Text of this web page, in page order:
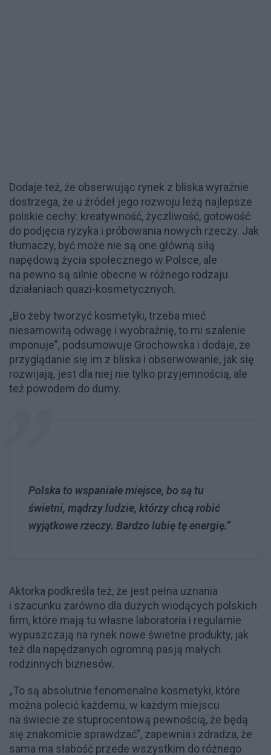
Dodaje też, że obserwując rynek z bliska wyraźnie
dostrzega, że u źródeł jego rozwoju leżą najlepsze
polskie cechy: kreatywność, życzliwość, gotowość
do podjęcia ryzyka i próbowania nowych rzeczy. Jak
tłumaczy, być może nie są one główną siłą
napędową życia społecznego w Polsce, ale
na pewno są silnie obecne w różnego rodzaju
działaniach quazi-kosmetycznych.
„Bo żeby tworzyć kosmetyki, trzeba mieć
niesamowitą odwagę i wyobraźnię, to mi szalenie
imponuje”, podsumowuje Grochowska i dodaje, że
przyglądanie się im z bliska i obserwowanie, jak się
rozwijają, jest dla niej nie tylko przyjemnością, ale
też powodem do dumy.
Polska to wspaniałe miejsce, bo są tu
świetni, mądrzy ludzie, którzy chcą robić
wyjątkowe rzeczy. Bardzo lubię tę energię.”
Aktorka podkreśla też, że jest pełna uznania
i szacunku zarówno dla dużych wiodących polskich
firm, które mają tu własne laboratoria i regularnie
wypuszczają na rynek nowe świetne produkty, jak
też dla napędzanych ogromną pasją małych
rodzinnych biznesów.
„To są absolutnie fenomenalne kosmetyki, które
można polecić każdemu, w każdym miejscu
na świecie ze stuprocentową pewnością, że będą
się znakomicie sprawdzać”, zapewnia i zdradza, że
sama ma słabość przede wszystkim do różnego